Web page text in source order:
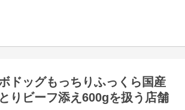
ドッグもっちりふっくら国産
りビーフ添え600gを扱う店舗